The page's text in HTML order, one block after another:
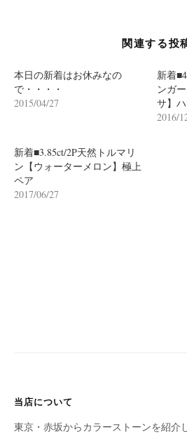
ン
関連する投
本日の新着はお休みなの
で・・・・
2015/04/27
新着
ンガ
サ】
2016/
新着■3.85ct/2P天然トルマリ
ン【ウォーターメロン】極上
ペア
2017/06/27
当店について
東京・赤坂からカラーストーンを紹介